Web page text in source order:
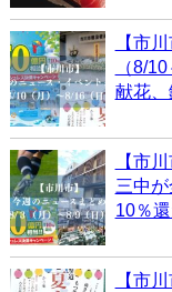
【市
（8/
献花
【市
三中
10％
【市